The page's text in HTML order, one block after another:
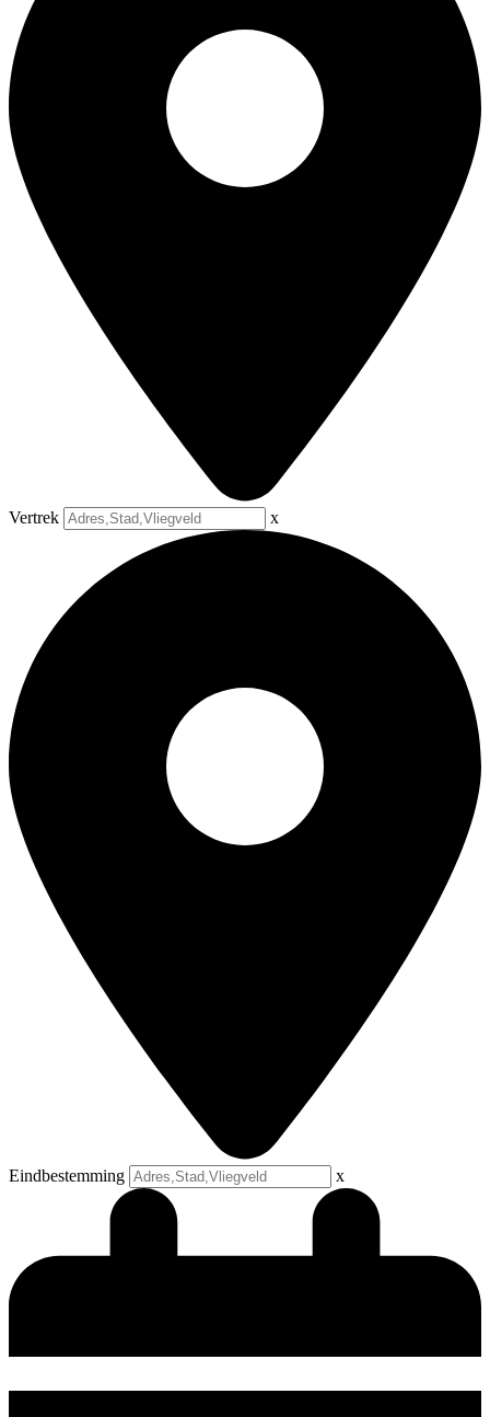
Vertrek x
Eindbestemming x